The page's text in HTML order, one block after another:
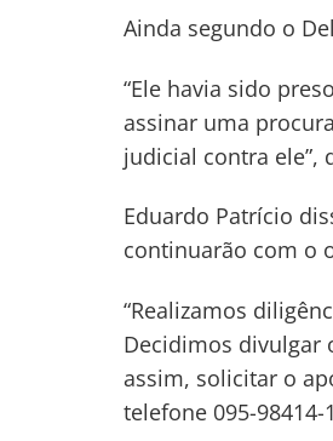
Ainda segundo o
“Ele havia sido
assinar uma
judicial contra ele”,
Eduardo Patrício
continuarão com o
“Realizamos
Decidimos divulgar
assim, solicitar o
telefone 095-98414-